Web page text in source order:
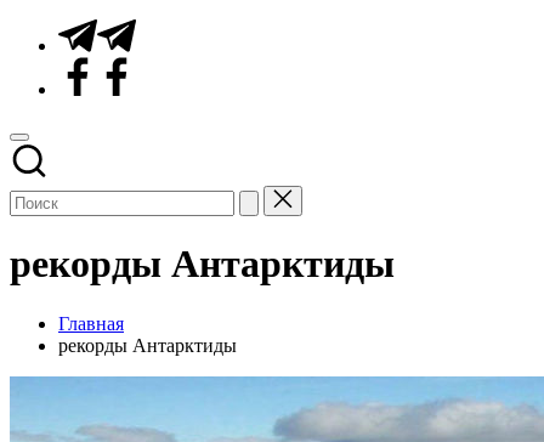
Telegram
Facebook
рекорды Антарктиды
Главная
рекорды Антарктиды